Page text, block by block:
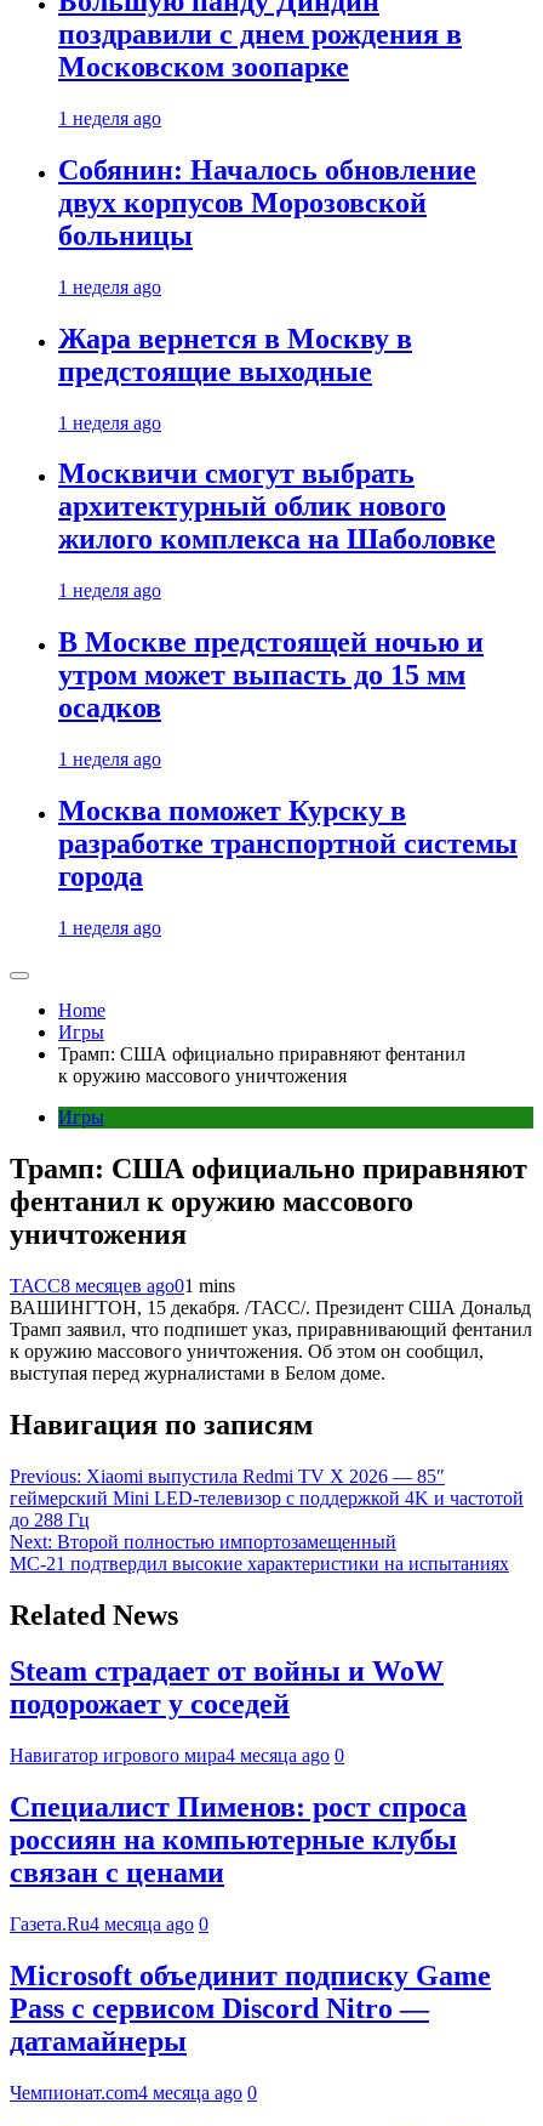
поздравили с днем рождения в
Московском зоопарке
1 неделя ago
Собянин: Началось обновление
двух корпусов Морозовской
больницы
1 неделя ago
Жара вернется в Москву в
предстоящие выходные
1 неделя ago
Москвичи смогут выбрать
архитектурный облик нового
жилого комплекса на Шаболовке
1 неделя ago
В Москве предстоящей ночью и
утром может выпасть до 15 мм
осадков
1 неделя ago
Москва поможет Курску в
разработке транспортной системы
города
1 неделя ago
Home
Игры
Трамп: США официально приравняют фентанил
к оружию массового уничтожения
Игры
Трамп: США официально приравняют
фентанил к оружию массового
уничтожения
ТАСС8 месяцев ago01 mins
ВАШИНГТОН, 15 декабря. /ТАСС/. Президент США Дональд
Трамп заявил, что подпишет указ, приравнивающий фентанил
к оружию массового уничтожения. Об этом он сообщил,
выступая перед журналистами в Белом доме.
Навигация по записям
Previous: Xiaomi выпустила Redmi TV X 2026 — 85″
геймерский Mini LED-телевизор с поддержкой 4K и частотой
до 288 Гц
Next: Второй полностью импортозамещенный
МС-21 подтвердил высокие характеристики на испытаниях
Related News
Steam страдает от войны и WoW
подорожает у соседей
Навигатор игрового мира4 месяца ago 0
Специалист Пименов: рост спроса
россиян на компьютерные клубы
связан с ценами
Газета.Ru4 месяца ago 0
Microsoft объединит подписку Game
Pass с сервисом Discord Nitro —
датамайнеры
Чемпионат.com4 месяца ago 0